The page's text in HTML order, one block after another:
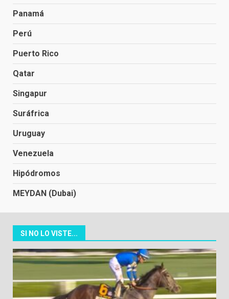
Panamá
Perú
Puerto Rico
Qatar
Singapur
Suráfrica
Uruguay
Venezuela
Hipódromos
MEYDAN (Dubai)
SI NO LO VISTE...